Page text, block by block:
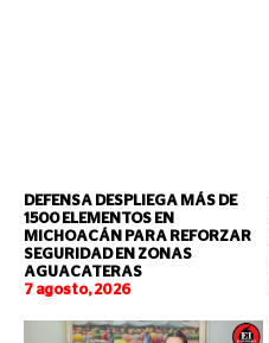
DEFENSA DESPLIEGA MÁS DE
1500 ELEMENTOS EN
MICHOACÁN PARA REFORZAR
SEGURIDAD EN ZONAS
AGUACATERAS
7 agosto, 2026